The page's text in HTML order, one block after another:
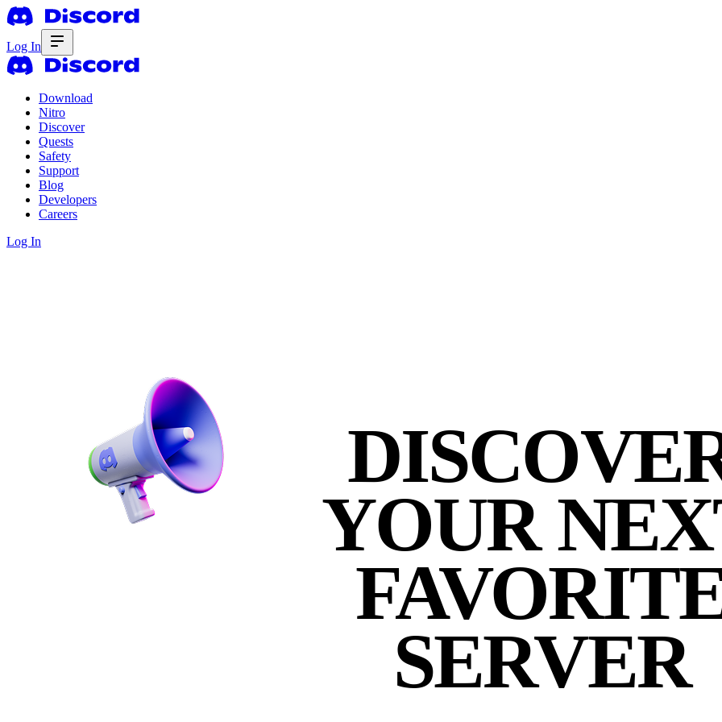
Log In
Download
Nitro
Discover
Quests
Safety
Support
Blog
Developers
Careers
Log In
YOUR
SERVER